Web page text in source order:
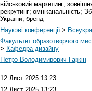
військовий маркетинг;
рекрутинг; омніканальність;
України; бренд
Наукові конференції >
Факультет образотворчого
> Кафедра дизайну
Петро Володимирович Гаркін
12 Лист 2025 13:23
12 Лист 2025 13:23